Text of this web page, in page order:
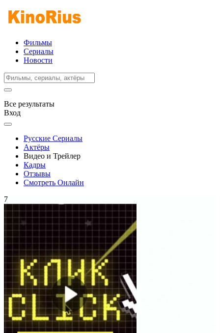
Фильмы
Сериалы
Новости
Все результаты
Вход
Русские Сериалы
Актёры
Видео и Трейлер
Кадры
Отзывы
Смотреть Онлайн
7